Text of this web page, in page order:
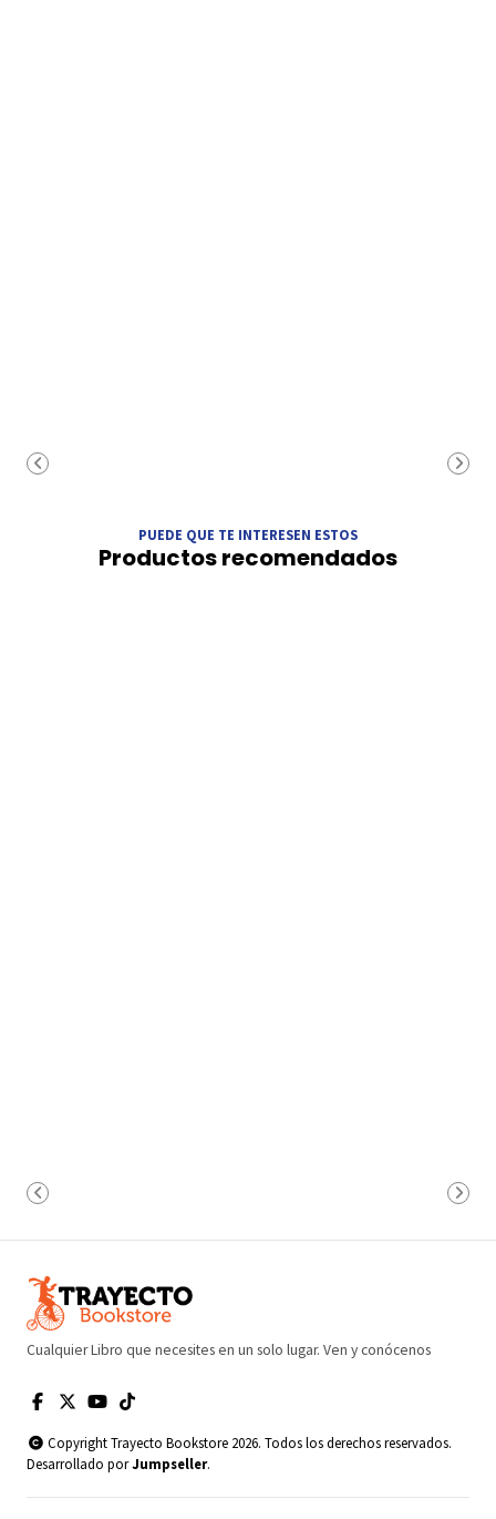
PUEDE QUE TE INTERESEN ESTOS
Productos recomendados
Cualquier Libro que necesites en un solo lugar. Ven y conócenos
Copyright Trayecto Bookstore 2026. Todos los derechos reservados.
Desarrollado porJumpseller.